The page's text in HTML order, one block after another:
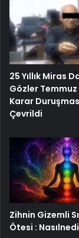
25 Yıllık Miras
Gözler Temmuz
Karar
Çevrildi
Zihnin Gizemli
Ötesi :